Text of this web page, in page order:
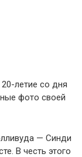
летие со дня
фото своей
— Синди
В честь этого